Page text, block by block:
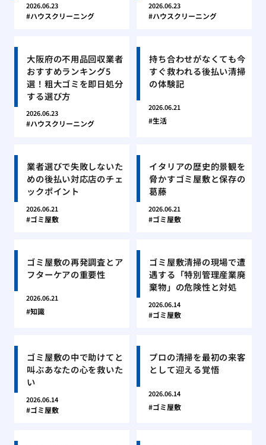
2026.06.23
ハウスクリーニング
2026.06.23
ハウスクリーニング
大阪府の不用品回収業者
おすすめランキング5
選！粗大ゴミを即日処分
する選び方
2026.06.23
ハウスクリーニング
持ち合わせがなくても今
すぐ救われる後払い清掃
の体験記
2026.06.21
生活
業者選びで失敗しないた
めの後払い対応店のチェ
ックポイント
2026.06.21
ゴミ屋敷
イタリアの歴史的景観を
脅かすゴミ屋敷と保存の
葛藤
2026.06.21
ゴミ屋敷
ゴミ屋敷の再発調査とア
フターケアの重要性
2026.06.21
知識
ゴミ屋敷清掃の現場で遭
遇する「特別管理産業廃
棄物」の危険性と対処
2026.06.14
ゴミ屋敷
ゴミ屋敷の中で助けてと
叫ぶあなたの心を救いた
い
2026.06.14
ゴミ屋敷
プロの清掃を最初の来客
として迎える覚悟
2026.06.14
ゴミ屋敷